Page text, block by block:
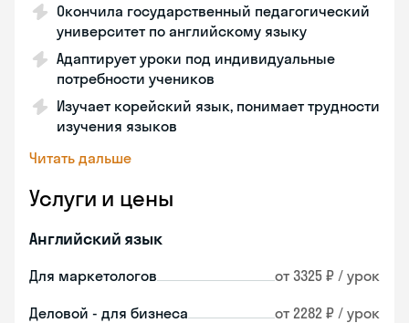
Окончила государственный педагогический
университет по английскому языку
Адаптирует уроки под индивидуальные
потребности учеников
Изучает корейский язык, понимает трудности
изучения языков
Читать дальше
Услуги и цены
Английский язык
Для маркетологов от 3325 ₽ / урок
Деловой - для бизнеса от 2282 ₽ / урок